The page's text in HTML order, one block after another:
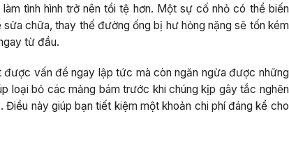
tình hình trở nên tồi tệ hơn. Một sự cố nhỏ có thể biến
chữa, thay thế đường ống bị hư hỏng nặng sẽ tốn kém
từ đầu.
vấn đề ngay lập tức mà còn ngăn ngừa được những
loại bỏ các mảng bám trước khi chúng kịp gây tắc nghẽn
này giúp bạn tiết kiệm một khoản chi phí đáng kể cho